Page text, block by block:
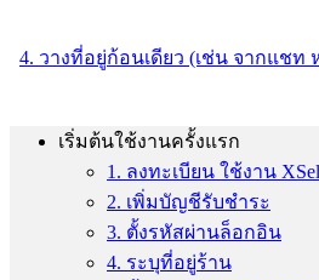
4. วางที่อยู่ก้อนเดียว (เช่น จากแชท
เริ่มต้นใช้งานครั้งแรก
1. ลงทะเบียน ใช้งาน
2. เพิ่มบัญชีรับชำระ
3. ตั้งรหัสผ่านล็อกอิน
4. ระบุที่อยู่ร้าน